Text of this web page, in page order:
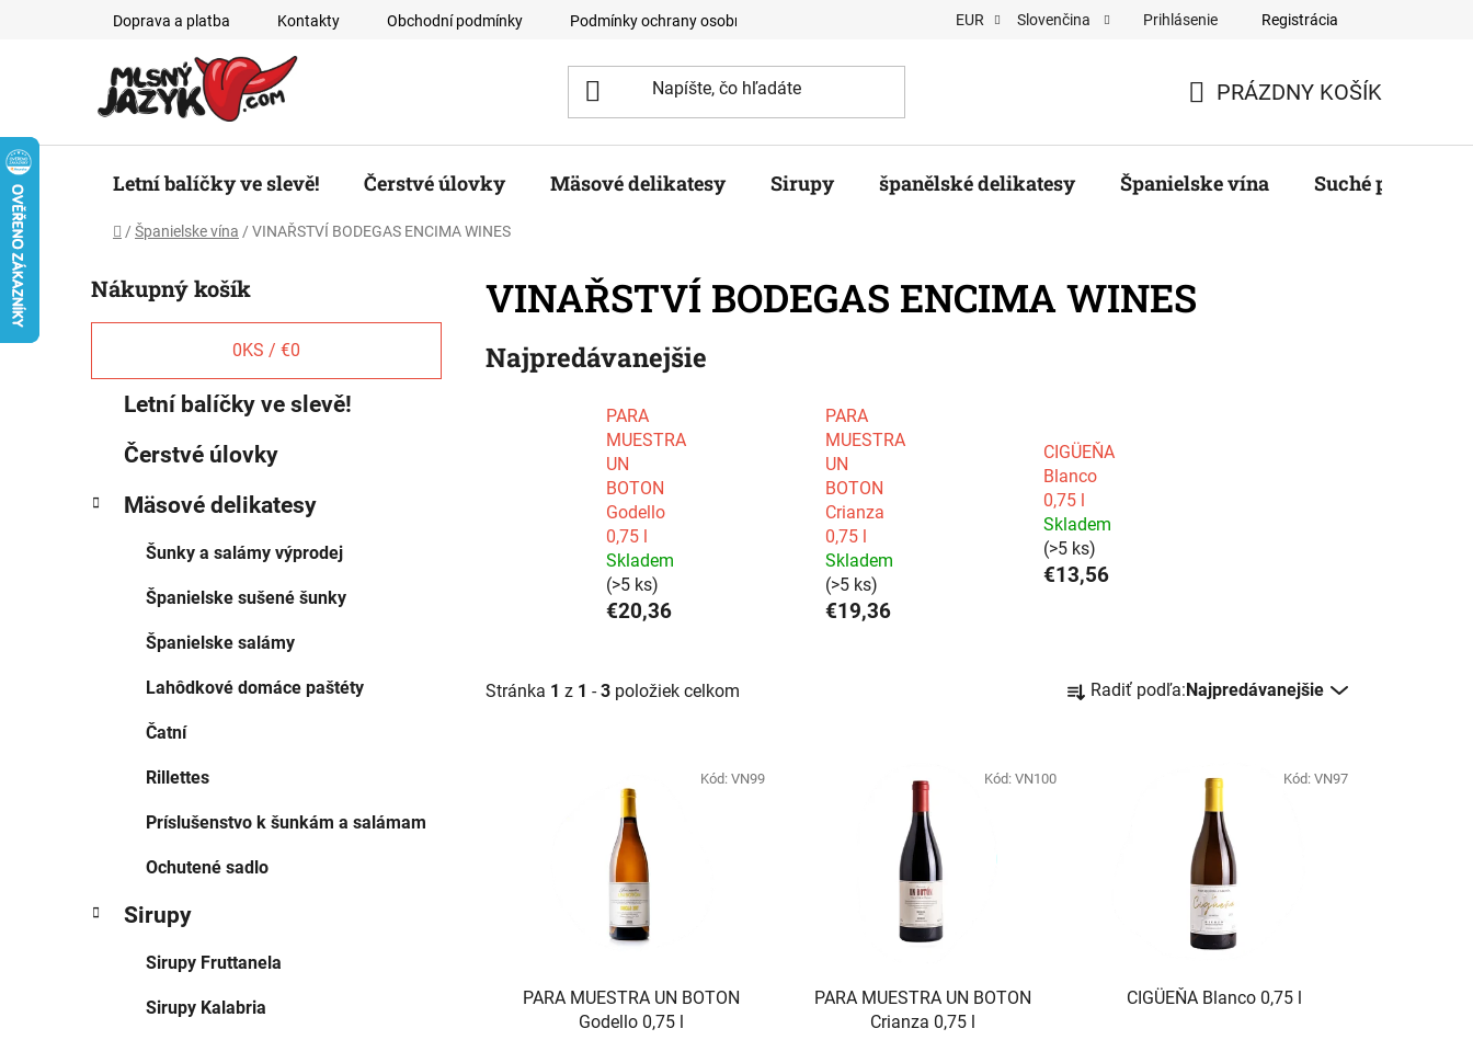
Doprava a platba Kontakty Obchodní podmínky Podmínky ochrany osobních údajů Velkoobchodní odběratelé
EUR Slovenčina Prihlásenie Registrácia
KOŠÍK
PRÁZDNY KOŠÍK
Letní balíčky ve slevě! Čerstvé úlovky Mäsové delikatesy Sirupy španělské delikatesy Španielske vína Suché plody,
Domov
/ Španielske vína / VINAŘSTVÍ BODEGAS ENCIMA WINES
o
č
ý
e
Nákupný košík
0KS / €0
kategórie
ó
Letní balíčky ve slevě!
Čerstvé úlovky
Mäsové delikatesy
Šunky a salámy výprodej
Španielske sušené šunky
Španielske salámy
Lahôdkové domáce paštéty
Čatní
Rillettes
Príslušenstvo k šunkám a salámam
Ochutené sadlo
Sirupy
Sirupy Fruttanela
Sirupy Kalabria
VINAŘSTVÍ BODEGAS ENCIMA WINES
Najpredávanejšie
PARA
MUESTRA
UN
BOTON
Godello
0,75 l
Skladem
(>5 ks)
€20,36
PARA
MUESTRA
UN
BOTON
Crianza
0,75 l
Skladem
(>5 ks)
€19,36
CIGÜEŇA
Blanco
0,75 l
Skladem
(>5 ks)
€13,56
Stránka 1 z 1 -3 položiek celkom
a Radiť podľa:Najpredávanejšie
PARA MUESTRA UN BOTON
Godello 0,75 l
Kód: VN99
PARA MUESTRA UN BOTON
Crianza 0,75 l
Kód: VN100
CIGÜEŇA Blanco 0,75 l
Kód: VN97